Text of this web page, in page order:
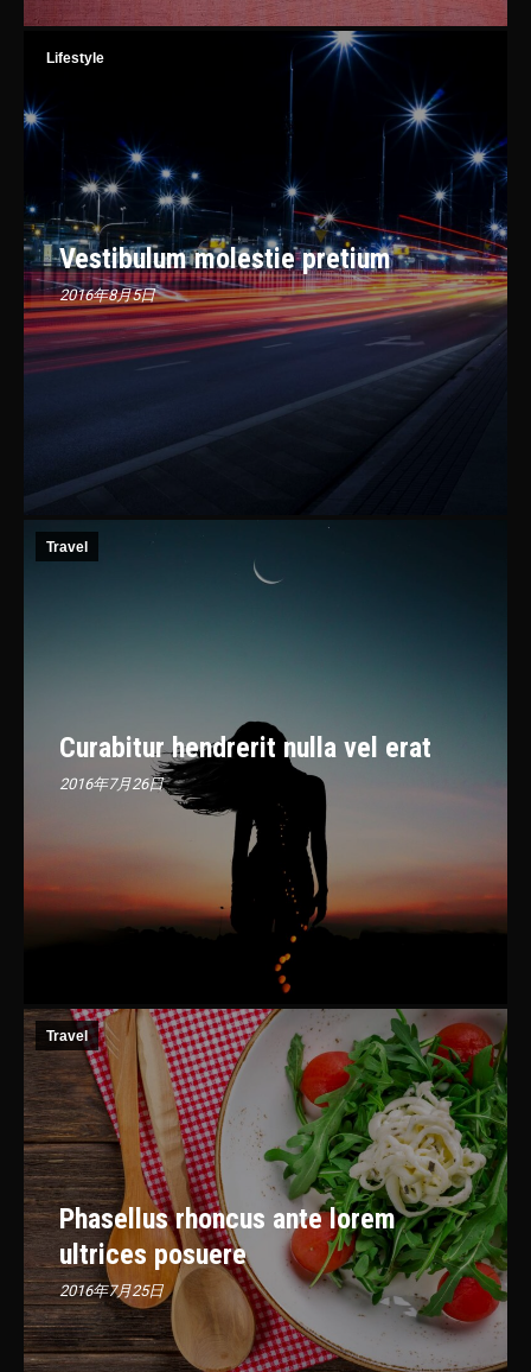
Lifestyle
Vestibulum molestie pretium
2016年8月5日
Travel
Curabitur hendrerit nulla vel erat
2016年7月26日
Travel
Phasellus rhoncus ante lorem
ultrices posuere
2016年7月25日